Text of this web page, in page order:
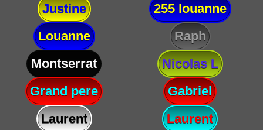
Justine
255 louanne
Louanne
Raph
Montserrat
Nicolas L
Grand pere
Gabriel
Laurent
Laurent